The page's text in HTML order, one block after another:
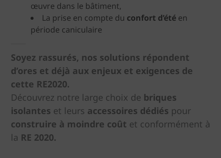
œuvre dans le bâtiment,
La prise en compte du confort d’été en
période caniculaire
Soyez rassurés, nos solutions répondent
d’ores et déjà aux enjeux et exigences de
cette RE2020.
Découvrez notre large choix de briques
isolantes et leurs accessoires dédiés pour
construire à moindre coût et conformément à
la RE 2020.